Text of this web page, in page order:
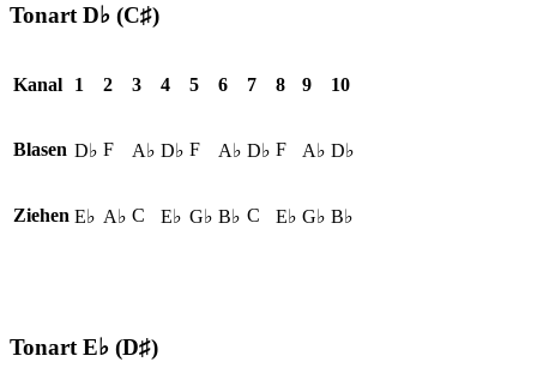
Tonart D♭ (C♯)
Kanal 1 2 3 4 5 6 7 8 9 10
Blasen D♭ F A♭ D♭ F A♭ D♭ F A♭ D♭
Ziehen E♭ A♭ C E♭ G♭ B♭ C E♭ G♭ B♭
TonartE♭ (D♯)